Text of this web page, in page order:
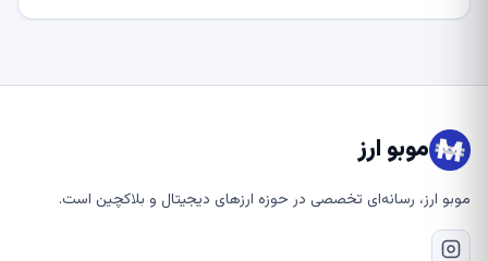
موبو ارز
موبو ارز، رسانه‌ای تخصصی در حوزه ارزهای دیجیتال و بلاکچین است.